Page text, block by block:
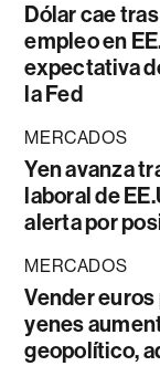
Dólar cae
empleo en
expectativa
la Fed
MERCADOS
Yen avanza
laboral de
alerta por
MERCADOS
Vender
yenes
geopolítico,